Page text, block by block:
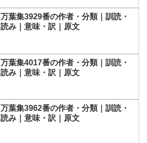
万葉集3929番の作者・分類｜訓読・
読み｜意味・訳｜原文
万葉集4017番の作者・分類｜訓読・
読み｜意味・訳｜原文
万葉集3962番の作者・分類｜訓読・
読み｜意味・訳｜原文